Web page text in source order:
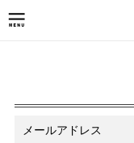
メールアドレス